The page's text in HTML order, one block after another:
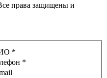
права защищены и
*
*